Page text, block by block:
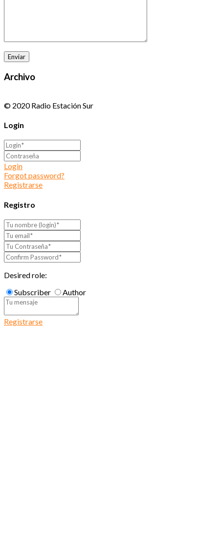
Archivo
© 2020 Radio Estación Sur
Login
Login
Forgot password?
Registrarse
Registro
Desired role:
Subscriber
Author
Registrarse